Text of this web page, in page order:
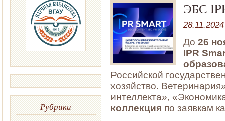
Рубрики
ЭБС
28.11.2024
До 26
IPR
Российской
хозяйство.
интеллекта»,
коллекция по заявкам